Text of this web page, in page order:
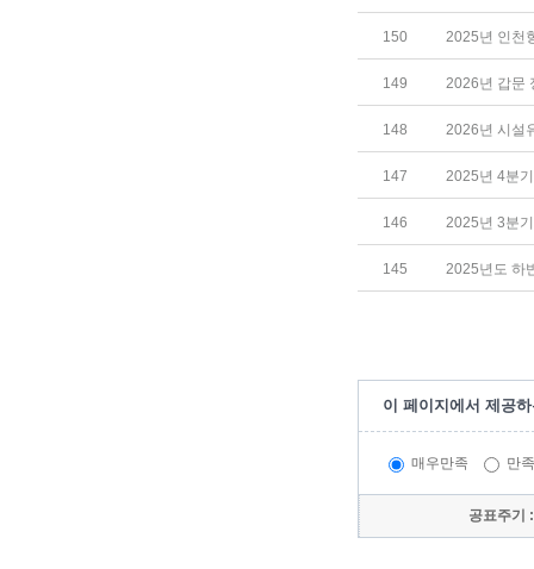
150 2025년 인천
149 2026년 갑문
148 2026년 시설
147 2025년 4분
146 2025년 3분
145 2025년도 하
이 페이지에서 제공
매우만족 만족
공표주기